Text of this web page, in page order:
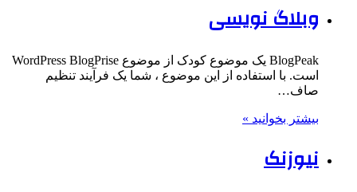
وبلاگ نویسی
BlogPeak یک موضوع کودک از موضوع WordPress BlogPrise
است. با استفاده از این موضوع ، شما یک فرآیند تنظیم
صاف…
بیشتر بخوانید »
نیوزنک